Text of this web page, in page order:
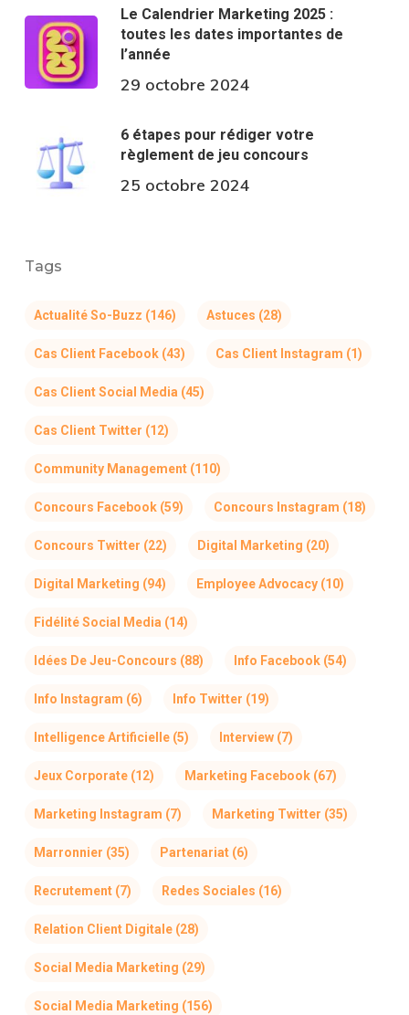
Le Calendrier Marketing 2025 :
toutes les dates importantes de
l’année
29 octobre 2024
6 étapes pour rédiger votre
règlement de jeu concours
25 octobre 2024
Tags
Actualité So-Buzz (146) Astuces (28)
Cas Client Facebook(43) Cas Client Instagram (1)
Cas Client Social Media (45)
Cas Client Twitter (12)
Community Management(110)
Concours Facebook(59) Concours Instagram (18)
Concours Twitter (22) Digital Marketing (20)
Digital Marketing (94) Employee Advocacy(10)
Fidélité Social Media (14)
Idées De Jeu-Concours (88) Info Facebook(54)
Info Instagram (6) Info Twitter (19)
Intelligence Artificielle(5) Interview(7)
Jeux Corporate(12) Marketing Facebook(67)
Marketing Instagram (7) Marketing Twitter (35)
Marronnier (35) Partenariat(6)
Recrutement(7) Redes Sociales (16)
Relation Client Digitale(28)
Social Media Marketing (29)
Social Media Marketing (156)